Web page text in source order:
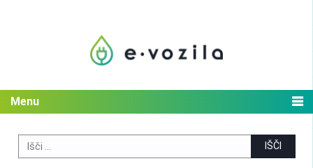
Menu
Search
for: